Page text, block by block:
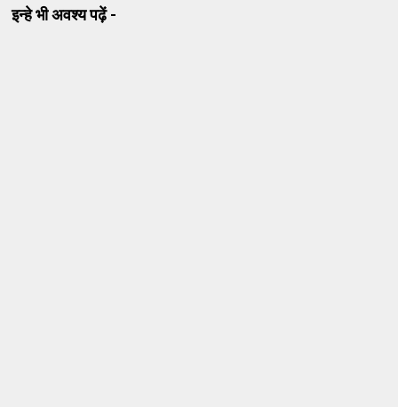
इन्हे भी अवश्य पढ़ें -